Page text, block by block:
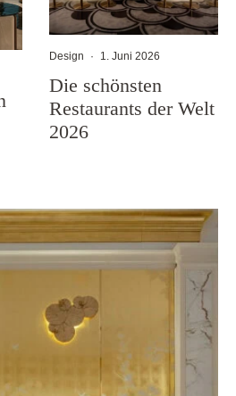
Design · 1. Juni 2026
Die schönsten
Restaurants der Welt
2026